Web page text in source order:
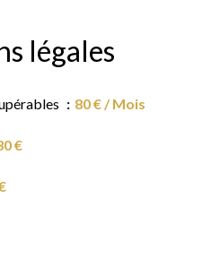
légales
80 € / Mois
€